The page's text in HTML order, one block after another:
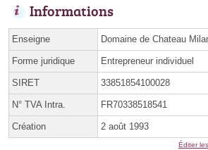
Informations
Enseigne Domaine de Chateau
Forme juridique Entrepreneur individuel
SIRET 33851854100028
N° TVA Intra. FR70338518541
Création 2 août 1993
Éditer